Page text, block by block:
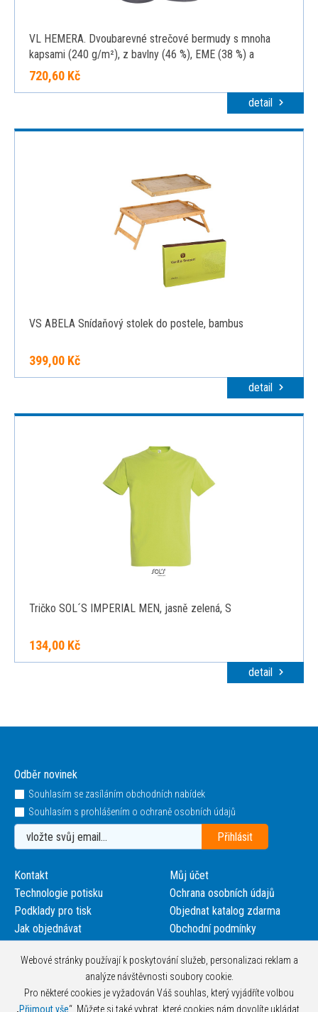
VL HEMERA. Dvoubarevné strečové bermudy s mnoha
kapsami (240 g/m²), z bavlny (46 %), EME (38 %) a
polyesteru (16 %), šedá, 52
720,60 Kč
detail
VS ABELA Snídaňový stolek do postele, bambus
399,00 Kč
detail
Tričko SOL´S IMPERIAL MEN, jasně zelená, S
134,00 Kč
detail
Webové stránky používají k poskytování služeb, personalizaci reklam a
analýze návštěvnosti soubory cookie.
Pro některé cookies je vyžadován Váš souhlas, který vyjádříte volbou
„Přijmout vše“. Můžete si také vybrat, které cookies nám dovolíte ukládat,
Odběr novinek
Souhlasím se zasíláním obchodních nabídek
Souhlasím s prohlášením o ochraně osobních údajů
Kontakt
Technologie potisku
Podklady pro tisk
Jak objednávat
Můj účet
Ochrana osobních údajů
Objednat katalog zdarma
Obchodní podmínky